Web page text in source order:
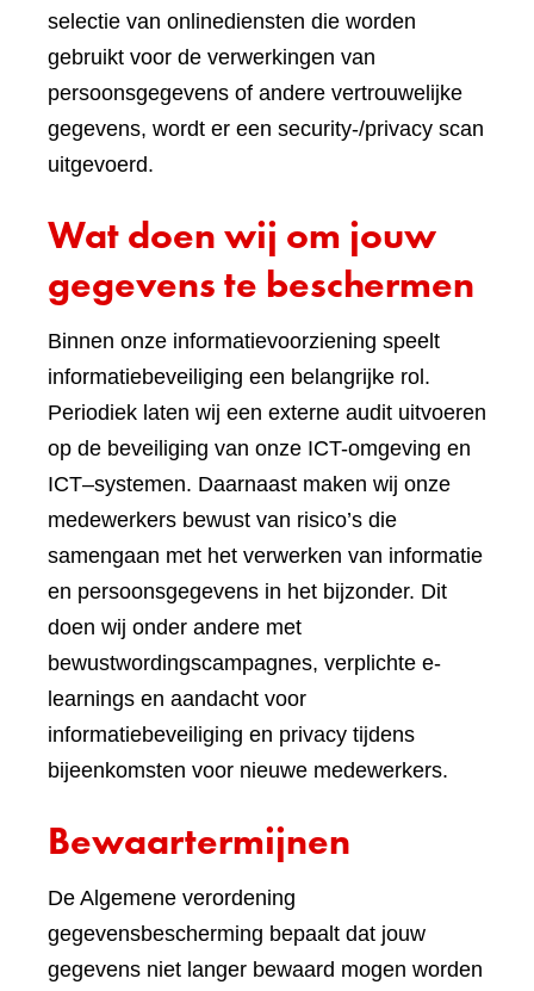
selectie van onlinediensten die worden
gebruikt voor de verwerkingen van
persoonsgegevens of andere vertrouwelijke
gegevens, wordt er een security-/privacy scan
uitgevoerd.
Wat doen wij om jouw
gegevens te beschermen
Binnen onze informatievoorziening speelt
informatiebeveiliging een belangrijke rol.
Periodiek laten wij een externe audit uitvoeren
op de beveiliging van onze ICT-omgeving en
ICT–systemen. Daarnaast maken wij onze
medewerkers bewust van risico’s die
samengaan met het verwerken van informatie
en persoonsgegevens in het bijzonder. Dit
doen wij onder andere met
bewustwordingscampagnes, verplichte e-
learnings en aandacht voor
informatiebeveiliging en privacy tijdens
bijeenkomsten voor nieuwe medewerkers.
Bewaartermijnen
De Algemene verordening
gegevensbescherming bepaalt dat jouw
gegevens niet langer bewaard mogen worden